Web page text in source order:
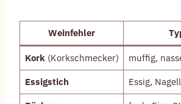
Weinfehler
Kork(Korkschmecker) muffig,
Essigstich Essig,